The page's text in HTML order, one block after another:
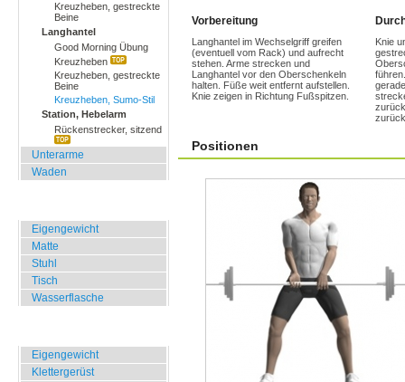
Kreuzheben, gestreckte
Beine
Langhantel
Good Morning Übung
Kreuzheben
Kreuzheben, gestreckte
Beine
Kreuzheben, Sumo-Stil
Station, Hebelarm
Rückenstrecker, sitzend
Unterarme
Waden
Eigengewicht
Matte
Stuhl
Tisch
Wasserflasche
Eigengewicht
Klettergerüst
Vorbereitung
Langhantel im Wechselgriff greifen
(eventuell vom Rack) und aufrecht
stehen. Arme strecken und
Langhantel vor den Oberschenkeln
halten. Füße weit entfernt aufstellen.
Knie zeigen in Richtung Fußspitzen.
Knie
Positionen